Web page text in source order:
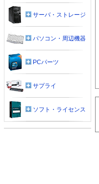
サーバ・ストレージ
パソコン・周辺機器
PCパーツ
サプライ
ソフト・ライセンス